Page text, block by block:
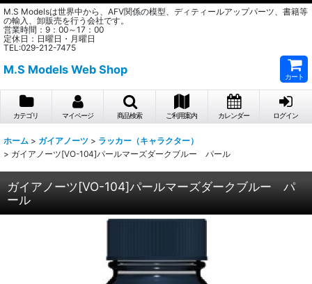
M.S Modelsは世界中から、AFV関係の模型、ディティールアップパーツ、書籍等
の輸入、卸販売を行う会社です。
営業時間：9：00～17：00
定休日：日曜日・月曜日
TEL:029-212-7475
M.S Models Web Shop
カート
カテゴリ マイページ 商品検索 ご利用案内 カレンダー ログイン
ホーム > ガイアノーツ > ラッカー（キャラクター）
> ガイアノーツ[VO-104]パールマーズダークブルー パール
ガイアノーツ[VO-104]パールマーズダークブルー パ
ール